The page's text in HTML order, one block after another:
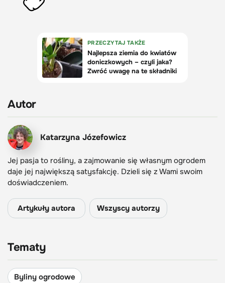
Autor
Katarzyna Józefowicz
Jej pasja to rośliny, a zajmowanie się własnym ogrodem
daje jej największą satysfakcję. Dzieli się z Wami swoim
doświadczeniem.
Artykuły autora Wszyscy autorzy
Tematy
Byliny ogrodowe